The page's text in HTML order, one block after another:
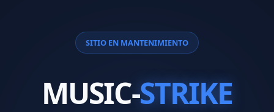
SITIO EN MANTENIMIENTO
MUSIC-STRIKE